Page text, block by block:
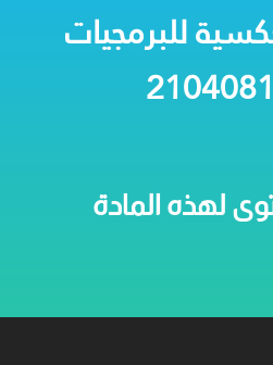
للبرمجيات
لهذه المادة